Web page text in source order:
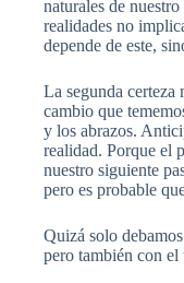
naturales de
realidades no
depende de este,
La segunda certeza
cambio que
y los abrazos.
realidad. Porque el
nuestro siguiente
pero es probable
Quizá solo
pero también con el